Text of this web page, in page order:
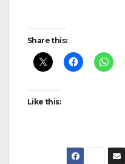
Post
navigation
Share this:
Like this: